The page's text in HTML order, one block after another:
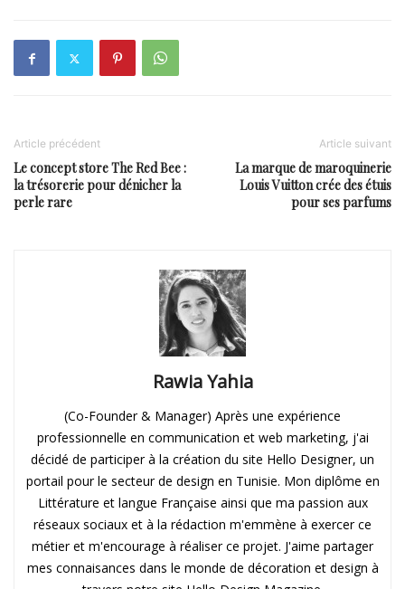
Article précédent
Le concept store The Red Bee :
la trésorerie pour dénicher la
perle rare
Article suivant
La marque de maroquinerie
Louis Vuitton crée des étuis
pour ses parfums
Rawia Yahia
(Co-Founder & Manager) Après une expérience
professionnelle en communication et web marketing, j'ai
décidé de participer à la création du site Hello Designer, un
portail pour le secteur de design en Tunisie. Mon diplôme en
Littérature et langue Française ainsi que ma passion aux
réseaux sociaux et à la rédaction m'emmène à exercer ce
métier et m'encourage à réaliser ce projet. J'aime partager
mes connaisances dans le monde de décoration et design à